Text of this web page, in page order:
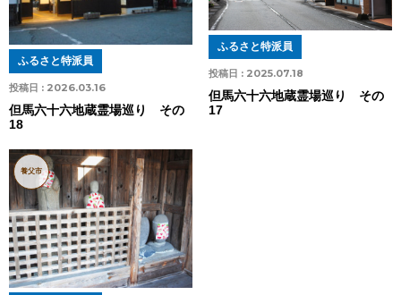
投稿日 : 2026.03.16
ふるさと特派員
但馬六十六地蔵霊場巡り その
18
投稿日 : 2025.07.18
ふるさと特派員
但馬六十六地蔵霊場巡り その
17
養父市